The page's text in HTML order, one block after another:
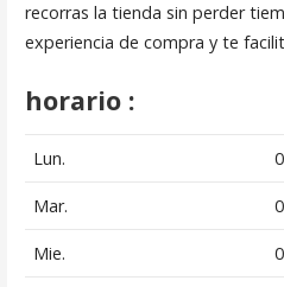
recorras la tienda sin perder
experiencia de compra y te
horario :
Lun.
Mar.
Mie.